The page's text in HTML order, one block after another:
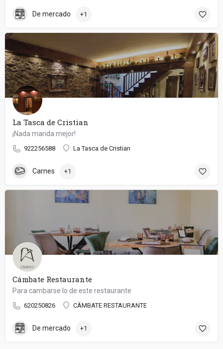
De mercado +1
La Tasca de Cristian
¡Nada marida mejor!
922256588 La Tasca de Cristian
Carnes +1
Cámbate Restaurante
Para cambarse lo de este restaurante
620250826 CÀMBATE RESTAURANTE
De mercado +1